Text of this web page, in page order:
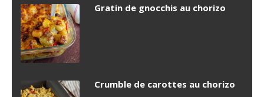
Gratin de gnocchis au chorizo
Crumble de carottes au chorizo